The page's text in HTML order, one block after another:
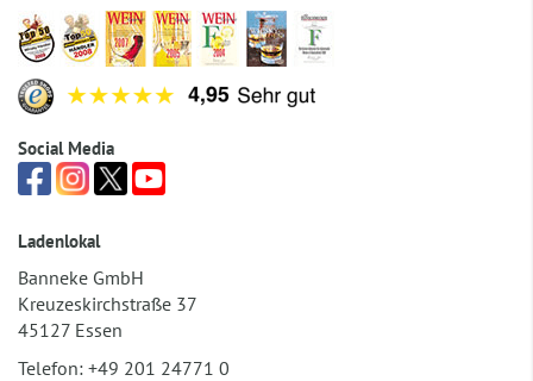
Social Media
Ladenlokal
Banneke GmbH
Kreuzeskirchstraße 37
45127 Essen
Telefon: +49 201 24771 0